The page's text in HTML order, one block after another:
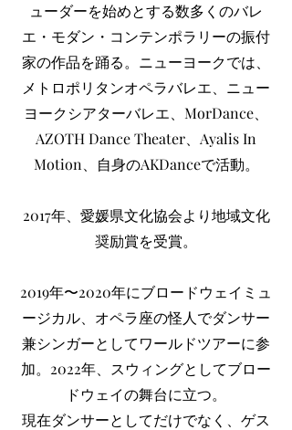
ューダーを始めとする数多くのバレ
エ・モダン・コンテンポラリーの振付
家の作品を踊る。ニューヨークでは、
メトロポリタンオペラバレエ、ニュー
ヨークシアターバレエ、MorDance、
AZOTH Dance Theater、Ayalis In
Motion、自身のAKDanceで活動。
2017年、愛媛県文化協会より地域文化
奨励賞を受賞。
2019年〜2020年にブロードウェイミュ
ージカル、オペラ座の怪人でダンサー
兼シンガーとしてワールドツアーに参
加。2022年、スウィングとしてブロー
ドウェイの舞台に立つ。
現在ダンサーとしてだけでなく、ゲス